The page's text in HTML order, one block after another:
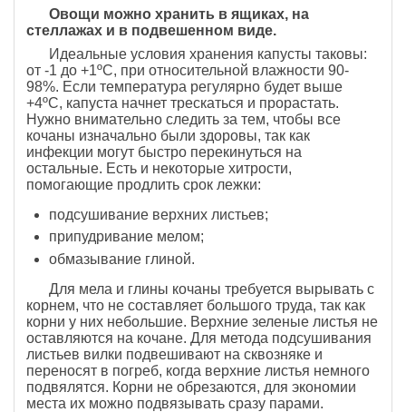
Овощи можно хранить в ящиках, на
стеллажах и в подвешенном виде.
Идеальные условия хранения капусты таковы:
от -1 до +1ºС, при относительной влажности 90-
98%. Если температура регулярно будет выше
+4ºС, капуста начнет трескаться и прорастать.
Нужно внимательно следить за тем, чтобы все
кочаны изначально были здоровы, так как
инфекции могут быстро перекинуться на
остальные. Есть и некоторые хитрости,
помогающие продлить срок лежки:
подсушивание верхних листьев;
припудривание мелом;
обмазывание глиной.
Для мела и глины кочаны требуется вырывать с
корнем, что не составляет большого труда, так как
корни у них небольшие. Верхние зеленые листья не
оставляются на кочане. Для метода подсушивания
листьев вилки подвешивают на сквозняке и
переносят в погреб, когда верхние листья немного
подвялятся. Корни не обрезаются, для экономии
места их можно подвязывать сразу парами.